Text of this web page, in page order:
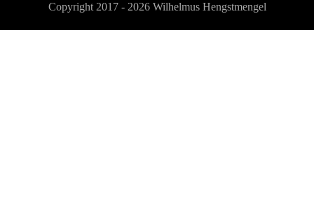
Copyright 2017 - 2026 Wilhelmus Hengstmengel